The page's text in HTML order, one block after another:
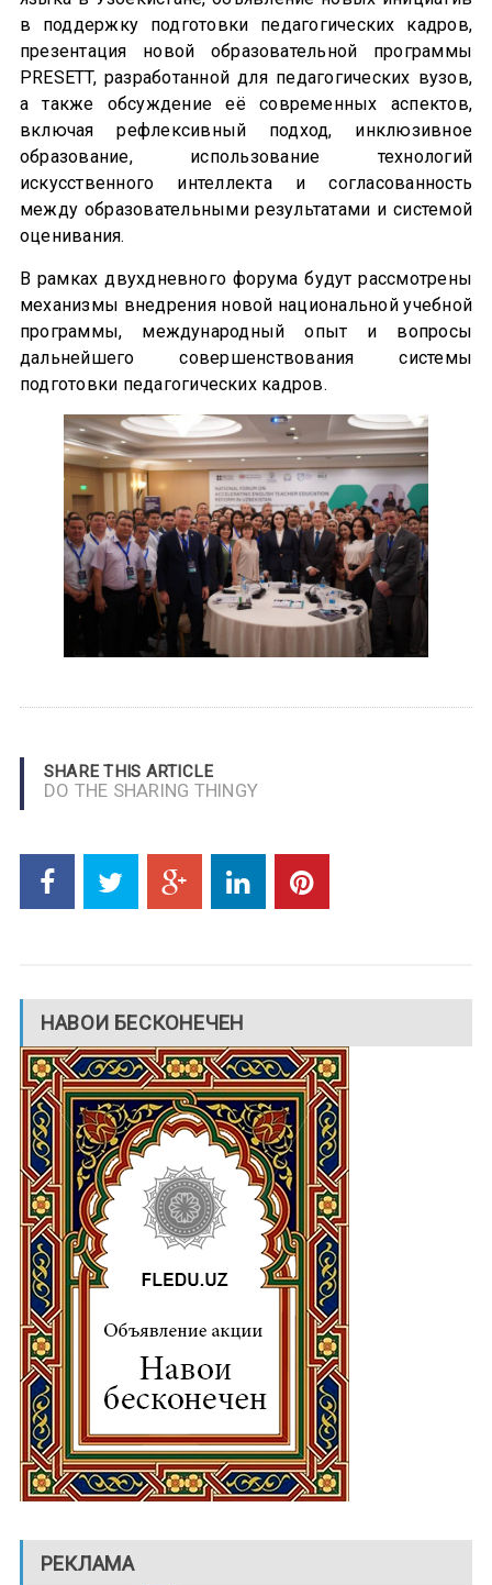
в поддержку подготовки педагогических кадров,
презентация новой образовательной программы
PRESETT, разработанной для педагогических вузов,
а также обсуждение её современных аспектов,
включая рефлексивный подход, инклюзивное
образование, использование технологий
искусственного интеллекта и согласованность
между образовательными результатами и системой
оценивания.
В рамках двухдневного форума будут рассмотрены
механизмы внедрения новой национальной учебной
программы, международный опыт и вопросы
дальнейшего совершенствования системы
подготовки педагогических кадров.
SHARE THIS ARTICLE
DO THE SHARING THINGY
НАВОИ БЕСКОНЕЧЕН
РЕКЛАМА